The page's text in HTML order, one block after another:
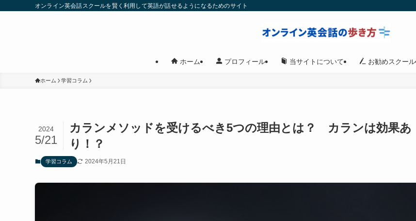
オンライン英会話スクールを賢く利用して英語が話せるようになるためのサイト
ホーム プロフィール 当サイトについて お勧めスクール
ホーム 学習コラム
カランメソッドを受けるべき5つの理由とは？ カランは効果あ
り！？
2024
5/21
学習コラム 2024年5月21日